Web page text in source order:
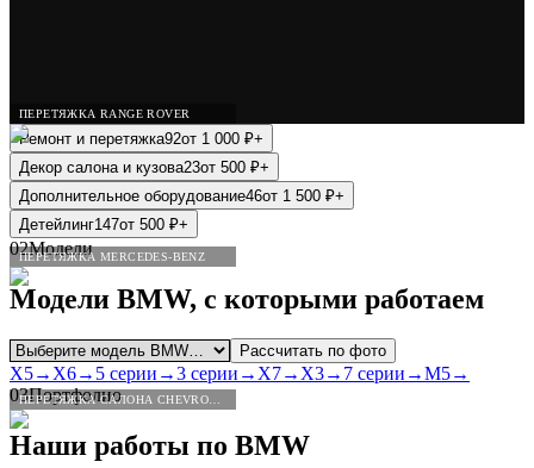
ПЕРЕТЯЖКА RANGE ROVER
ПЕРЕТЯЖКА MERCEDES-BENZ
Ремонт и перетяжка92от 1 000 ₽+
Декор салона и кузова23от 500 ₽+
Дополнительное оборудование46от 1 500 ₽+
Детейлинг147от 500 ₽+
02Модели
Модели BMW, с которыми работаем
Рассчитать по фото
X5→X6→ 5 серии →3 серии →X7→X3→ 7 серии →M5→
03Портфолио
Наши работы по BMW